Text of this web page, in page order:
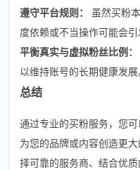
遵守平台规则：
虽然买粉
度依赖或不当操作可能会引
平衡真实与虚拟粉丝比例：
以维持账号的长期健康发展
总结
通过专业的买粉服务，您
为您的品牌或内容创造更
择可靠的服务商、结合优